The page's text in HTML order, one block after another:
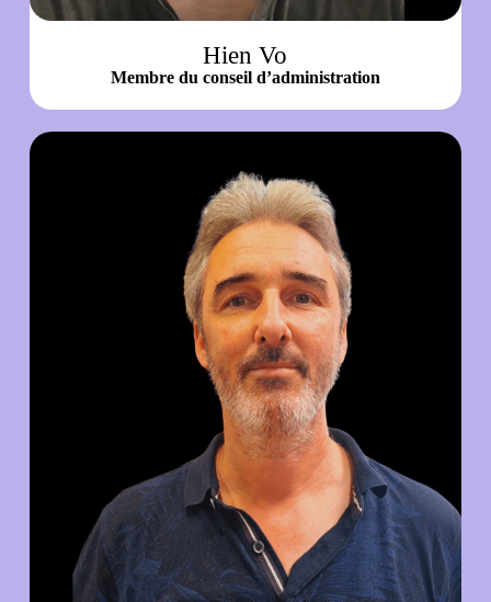
Hien Vo
Membre du conseil d’administration